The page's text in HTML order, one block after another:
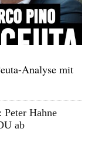
Analyse mit
Peter Hahne
ab